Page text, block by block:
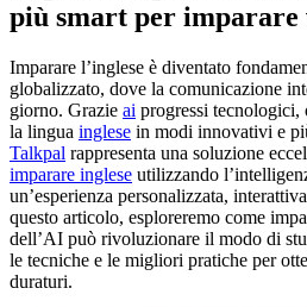
più smart per imparare
Imparare l’inglese è diventato
globalizzato, dove la comunicazione
giorno. Grazie ai progressi tecnologici,
la lingua inglese in modi innovativi e
Talkpal rappresenta una soluzione
imparare inglese utilizzando
un’esperienza personalizzata,
questo articolo, esploreremo come
dell’AI può rivoluzionare il modo di
le tecniche e le migliori pratiche per
duraturi.